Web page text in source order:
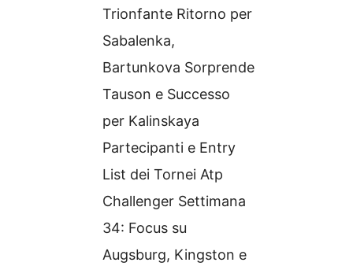
Trionfante Ritorno per
Sabalenka,
Bartunkova Sorprende
Tauson e Successo
per Kalinskaya
Partecipanti e Entry
List dei Tornei Atp
Challenger Settimana
34: Focus su
Augsburg, Kingston e